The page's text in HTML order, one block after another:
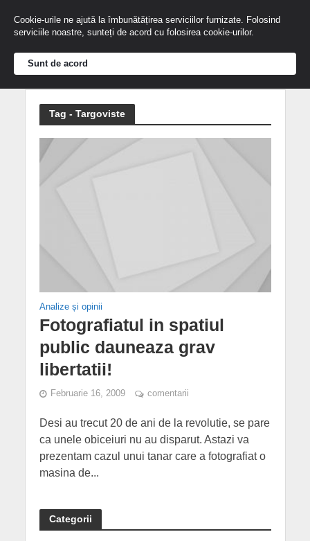
Tag - Targoviste
Analize și opinii
Fotografiatul in spatiul
public dauneaza grav
libertatii!
Februarie 16, 2009 comentarii
Desi au trecut 20 de ani de la revolutie, se pare
ca unele obiceiuri nu au disparut. Astazi va
prezentam cazul unui tanar care a fotografiat o
masina de...
Categorii
Cookie-urile ne ajută la îmbunătățirea serviciilor furnizate. Folosind
serviciile noastre, sunteți de acord cu folosirea cookie-urilor.
Sunt de acord